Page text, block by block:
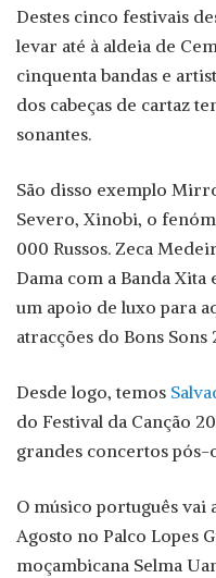
Destes cinco festivais
levar até à aldeia de
cinquenta bandas e
dos cabeças de cartaz
sonantes.
São disso exemplo
Severo, Xinobi, o
000 Russos. Zeca
Dama com a Banda Xita
um apoio de luxo para
atracções do Bons Sons
Desde logo, temos
do Festival da Canção
grandes concertos pós-
O músico português vai
Agosto no Palco Lopes
moçambicana Selma